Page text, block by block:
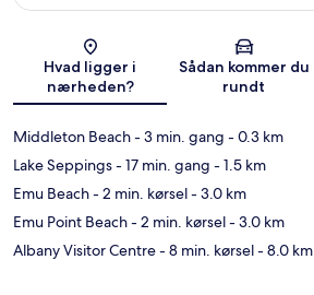
Kort
Hvad ligger i
nærheden?
Sådan kommer du
rundt
Middleton Beach- 3 min. gang - 0.3 km
Lake Seppings- 17 min. gang - 1.5 km
Emu Beach- 2 min. kørsel- 3.0 km
Emu Point Beach- 2 min. kørsel- 3.0 km
Albany Visitor Centre- 8 min. kørsel- 8.0 km